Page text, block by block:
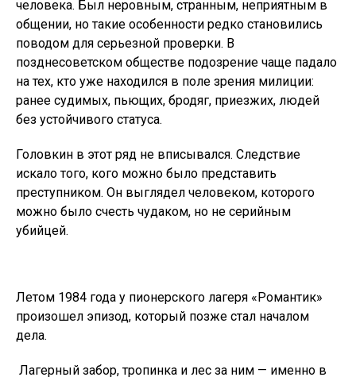
человека. Был неровным, странным, неприятным в
общении, но такие особенности редко становились
поводом для серьезной проверки. В
позднесоветском обществе подозрение чаще падало
на тех, кто уже находился в поле зрения милиции:
ранее судимых, пьющих, бродяг, приезжих, людей
без устойчивого статуса.
Головкин в этот ряд не вписывался. Следствие
искало того, кого можно было представить
преступником. Он выглядел человеком, которого
можно было счесть чудаком, но не серийным
убийцей.
Летом 1984 года у пионерского лагеря «Романтик»
произошел эпизод, который позже стал началом
дела.
Лагерный забор, тропинка и лес за ним — именно в